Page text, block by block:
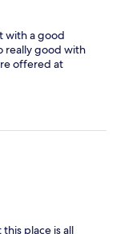
with a good
really good with
offered at
place is all